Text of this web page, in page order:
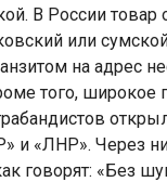
В России товар
или
на адрес
того, широкое
и «ЛНР». Через
говорят: «Без